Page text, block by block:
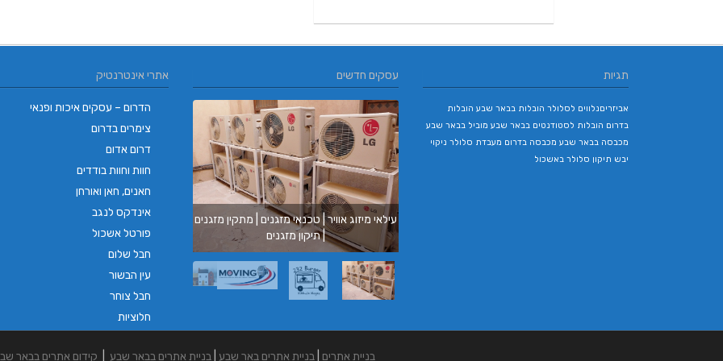
אתרי אינטרנטיק
הדרום – עסקים איכות ופנאי
צימרים בדרום
דרום אדום
חוות וחוות בודדים
חאנים, חאן ואורחן
אינדקס לנגב
פורטל אשכול
חבל שלום
עין הבשור
חבל צוחר
חלוציות
עסקים חדשים
עילאי מיזוג אוויר | טכנאי מזגנים | מתקין מזגנים
| תיקון מזגנים
תגיות
אביזריםנלווים לסלולר הובלות בבאר שבע הובלות
בדרום הובלות לסטודנטים בבאר שבע מוביל בבאר שבע
מכבסה בבאר שבע מכבסה בדרום מעבדת סלולר ניקוי
יבש תיקון סלולר באשכול
בניית אתרים בניית אתרים באר שבע בניית אתרים בבאר שבע קידום אתרים בבאר